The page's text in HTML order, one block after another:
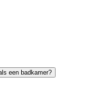
een badkamer?